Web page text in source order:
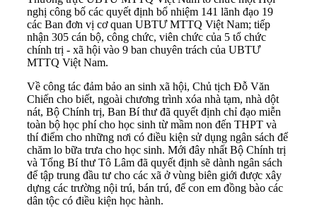
nghị công bố các quyết định bổ nhiệm 141 lãnh đạo 19
các Ban đơn vị cơ quan UBTƯ MTTQ Việt Nam; tiếp
nhận 305 cán bộ, công chức, viên chức của 5 tổ chức
chính trị - xã hội vào 9 ban chuyên trách của UBTƯ
MTTQ Việt Nam.
Về công tác đảm bảo an sinh xã hội, Chủ tịch Đỗ Văn
Chiến cho biết, ngoài chương trình xóa nhà tạm, nhà dột
nát, Bộ Chính trị, Ban Bí thư đã quyết định chỉ đạo miễn
toàn bộ học phí cho học sinh từ mầm non đến THPT và
thí điểm cho những nơi có điều kiện sử dụng ngân sách để
chăm lo bữa trưa cho học sinh. Mới đây nhất Bộ Chính trị
và Tổng Bí thư Tô Lâm đã quyết định sẽ dành ngân sách
để tập trung đầu tư cho các xã ở vùng biên giới được xây
dựng các trường nội trú, bán trú, để con em đồng bào các
dân tộc có điều kiện học hành.